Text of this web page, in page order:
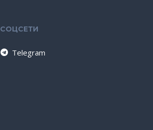
СОЦСЕТИ
Telegram